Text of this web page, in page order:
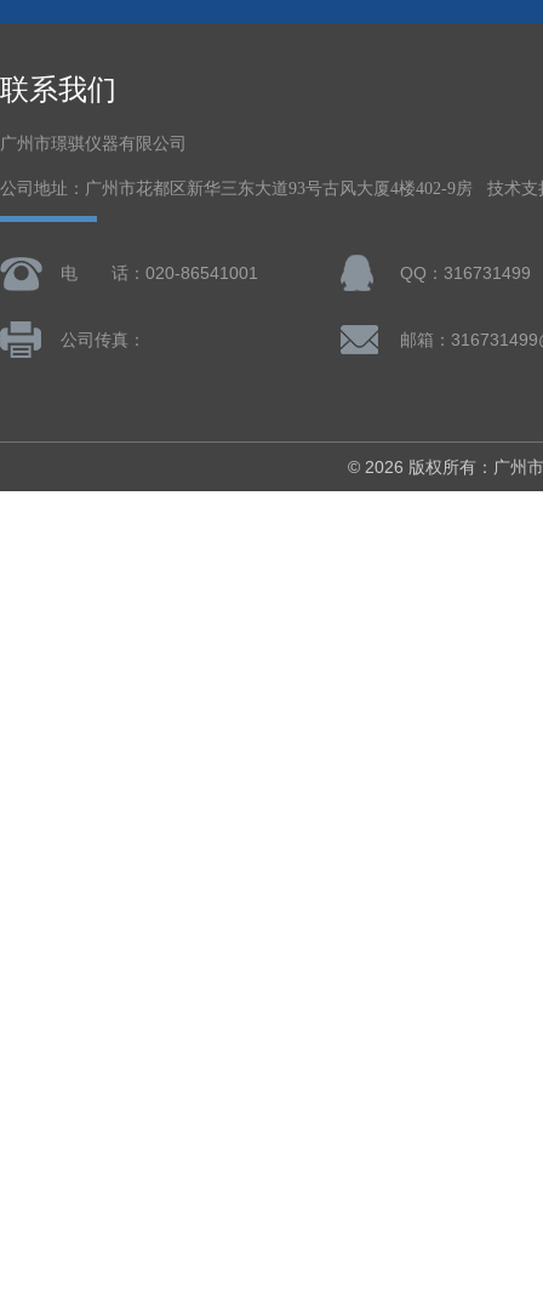
联系我们
广州市璟骐仪器有限公司
公司地址：广州市花都区新华三东大道93号古风大厦4楼402-9房 技术支
电 话：020-86541001 QQ：316731499
公司传真： 邮箱：
© 2026 版权所有：广州